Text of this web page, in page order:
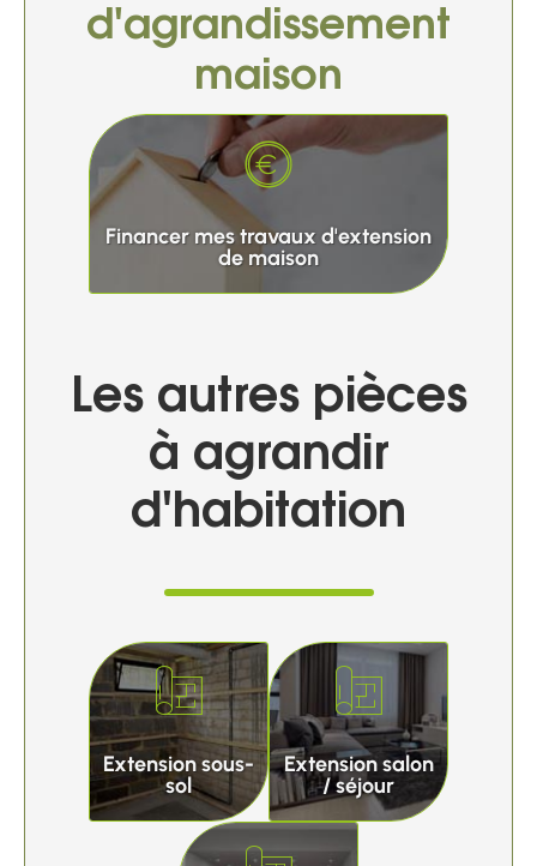
d'agrandissement
maison
Financer mes travaux d'extension
de maison
Les autres pièces
à agrandir
d'habitation
Extension sous-
sol
Extension salon
/ séjour